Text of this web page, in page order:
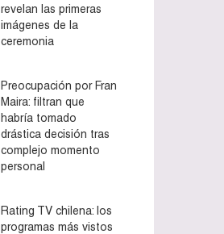
revelan las primeras
imágenes de la
ceremonia
Preocupación por Fran
Maira: filtran que
habría tomado
drástica decisión tras
complejo momento
personal
Rating TV chilena: los
programas más vistos